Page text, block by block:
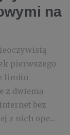
na
pierwszego
limitu
z dwiema
bez
z nich ope...